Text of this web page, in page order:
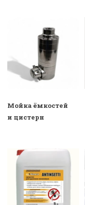
Мойка ёмкостей
и цистерн